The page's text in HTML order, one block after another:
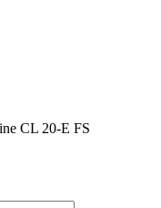
CL 20-E FS